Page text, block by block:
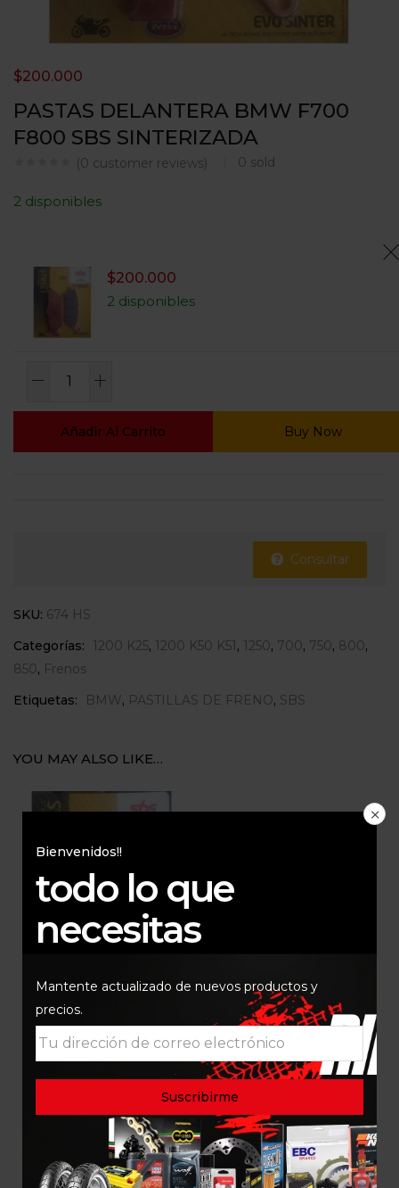
PASTAS DELANTERA BMW F700
F800 SBS SINTERIZADA
(0 customer reviews) 0 sold
$200.000
2 disponibles
$200.000
2 disponibles
Añadir Al Carrito Buy Now
Consultar
SKU: 674 HS
Categorías:
1200 K25, 1200 K50 K51, 1250, 700, 750, 800,
850, Frenos
Etiquetas:
BMW, PASTILLAS DE FRENO, SBS
YOU MAY ALSO LIKE…
PASTA TRASERA BMW
1200 K50 K51 SBS
$150.000
Bienvenidos!!
todo lo que
necesitas
Mantente actualizado de nuevos productos y
precios.